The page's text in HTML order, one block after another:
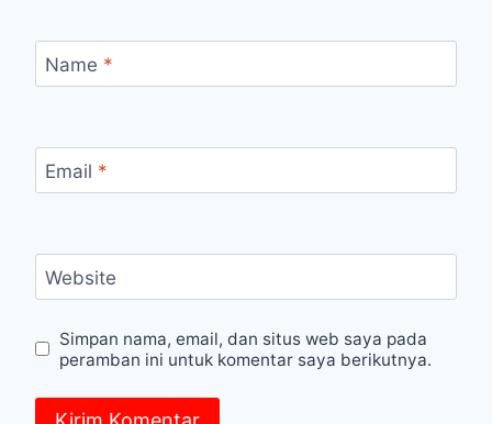
Name *
Email *
Website
Simpan nama, email, dan situs web saya pada
peramban ini untuk komentar saya berikutnya.